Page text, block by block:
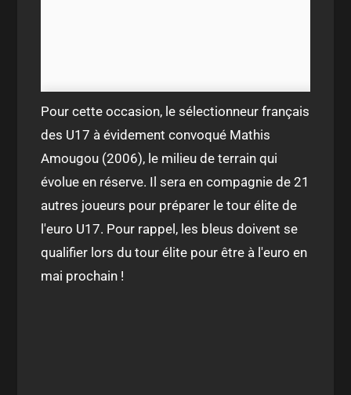
Pour cette occasion, le sélectionneur français
des U17 à évidement convoqué Mathis
Amougou (2006), le milieu de terrain qui
évolue en réserve. Il sera en compagnie de 21
autres joueurs pour préparer le tour élite de
l'euro U17. Pour rappel, les bleus doivent se
qualifier lors du tour élite pour être à l'euro en
mai prochain !